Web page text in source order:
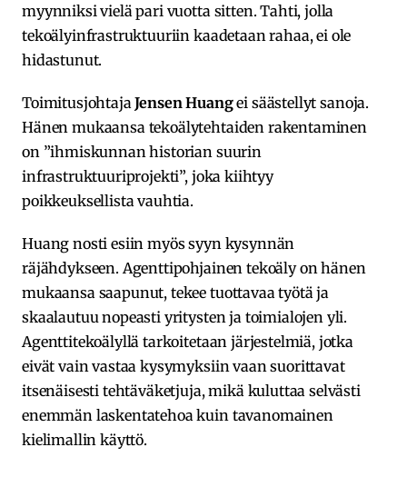
myynniksi vielä pari vuotta sitten. Tahti, jolla
tekoälyinfrastruktuuriin kaadetaan rahaa, ei ole
hidastunut.
ToimitusjohtajaJensen Huangei säästellyt sanoja.
Hänen mukaansa tekoälytehtaiden rakentaminen
on ”ihmiskunnan historian suurin
infrastruktuuriprojekti”, joka kiihtyy
poikkeuksellista vauhtia.
Huang nosti esiin myös syyn kysynnän
räjähdykseen. Agenttipohjainen tekoäly on hänen
mukaansa saapunut, tekee tuottavaa työtä ja
skaalautuu nopeasti yritysten ja toimialojen yli.
Agenttitekoälyllä tarkoitetaan järjestelmiä, jotka
eivät vain vastaa kysymyksiin vaan suorittavat
itsenäisesti tehtäväketjuja, mikä kuluttaa selvästi
enemmän laskentatehoa kuin tavanomainen
kielimallin käyttö.